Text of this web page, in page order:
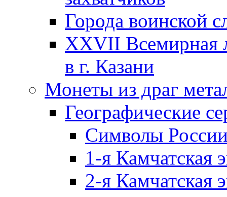
Города воинской
XXVII Всемирная
в г. Казани
Монеты из драг
Географические
Символы
1-я Камчатская
2-я Камчатская